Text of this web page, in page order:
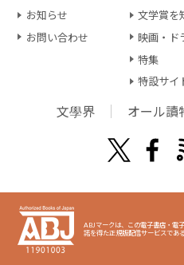
お知らせ
お問い合わせ
文学賞を
映画・ド
特集
特設サイ
文學界 オール讀
ABJマークは、この電子書店・電
諾を得た正規版配信サービスであ